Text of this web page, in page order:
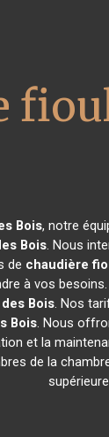
Bois, notre
Bois. Nous
de chaudière
à vos
Bois. Nos
Bois. Nous
et la
de la